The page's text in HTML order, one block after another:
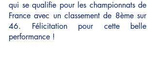
qui se qualifie pour les championnats de
France avec un classement de 8ème sur
46. Félicitation pour cette belle
performance !